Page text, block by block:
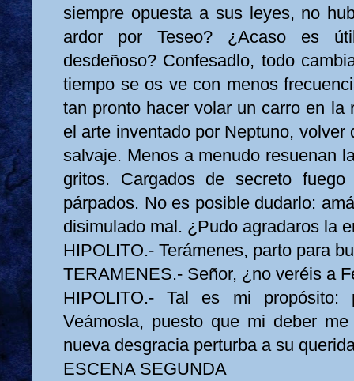
siempre opuesta a sus leyes, no
ardor por Teseo? ¿Acaso es
desdeñoso? Confesadlo, todo
tiempo se os ve con menos
tan pronto hacer volar un carro en la
el arte inventado por Neptuno, volver
salvaje. Menos a menudo resuenan
gritos. Cargados de secreto
párpados. No es posible dudarlo:
disimulado mal. ¿Pudo agradaros la
HIPOLITO.- Terámenes, parto para
TERAMENES.- Señor, ¿no veréis a
HIPOLITO.- Tal es mi propósito:
Veámosla, puesto que mi deber
nueva desgracia perturba a su
ESCENA SEGUNDA